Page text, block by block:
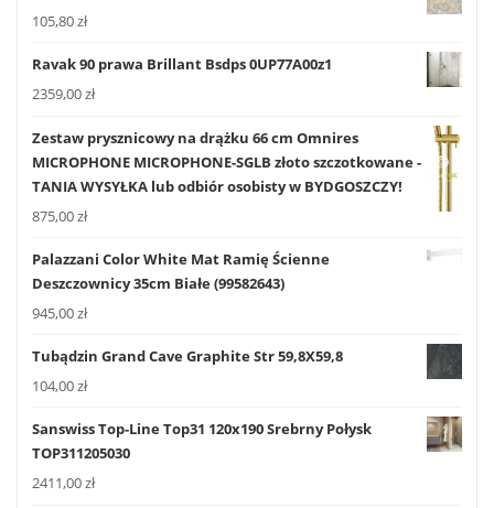
105,80zł
Ravak 90 prawa Brillant Bsdps 0UP77A00z1
2359,00zł
Zestaw prysznicowy na drążku 66 cm Omnires
MICROPHONE MICROPHONE-SGLB złoto szczotkowane -
TANIA WYSYŁKA lub odbiór osobisty w BYDGOSZCZY!
875,00zł
Palazzani Color White Mat Ramię Ścienne
Deszczownicy 35cm Białe (99582643)
945,00zł
Tubądzin Grand Cave Graphite Str 59,8X59,8
104,00zł
Sanswiss Top-Line Top31 120x190 Srebrny Połysk
TOP311205030
2411,00zł